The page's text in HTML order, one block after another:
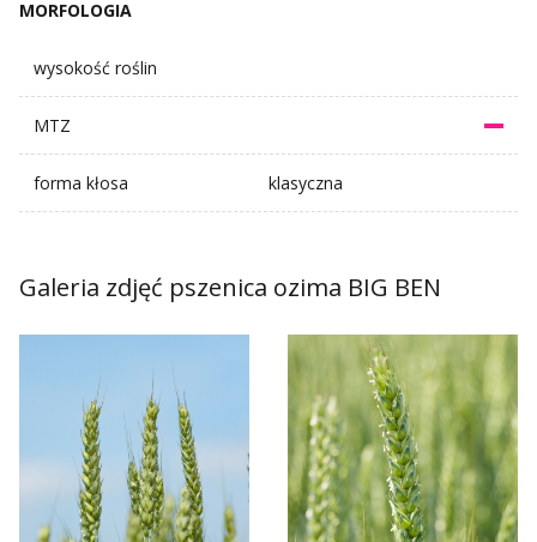
MORFOLOGIA
wysokość roślin
MTZ
forma kłosa klasyczna
Galeria zdjęć pszenica ozima BIG BEN